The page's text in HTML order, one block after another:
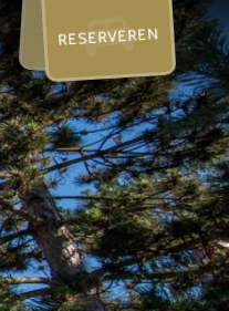
RESERVEREN